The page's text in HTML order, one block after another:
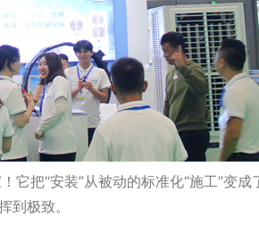
把“安装”从被动的标准化“施工”变成
到极致。